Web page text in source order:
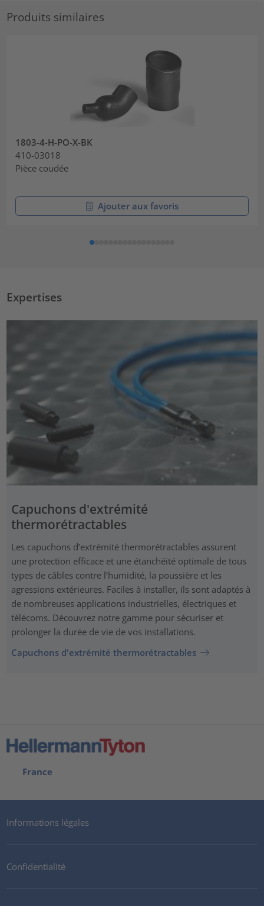
Produits similaires
1803-4-H-PO-X-BK
410-03018
Pièce coudée
Ajouter aux favoris
Expertises
Capuchons d'extrémité
thermorétractables
Les capuchons d’extrémité thermorétractables assurent
une protection efficace et une étanchéité optimale de tous
types de câbles contre l’humidité, la poussière et les
agressions extérieures. Faciles à installer, ils sont adaptés à
de nombreuses applications industrielles, électriques et
télécoms. Découvrez notre gamme pour sécuriser et
prolonger la durée de vie de vos installations.
Capuchons d'extrémité thermorétractables
France
Informations légales
Confidentialité